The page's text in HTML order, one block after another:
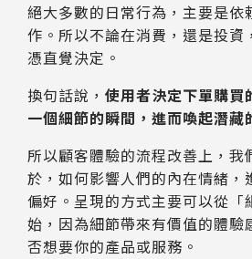
絕大多數的日常行為，主要是依
作。所以不論在消費，還是投資
憑直覺決定。
換句話說， 使用者決定下單購買
一個細節的瞬間，進而喚起潛藏
所以顧客體驗的流程改善上，我
於，如何影響人們的內在情緒，
偏好。呈現的方式主要可以從「
始，因為細節帶來有價值的體驗
否想要你的產品或服務。